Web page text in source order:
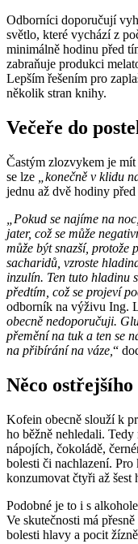
Odborníci doporučují
světlo, které vychází z
minimálně hodinu před
zabraňuje produkci
Lepším řešením pro
několik stran knihy.
Večeře do
Častým zlozvykem je
se lze
„konečně v klidu
jednu až dvě hodiny
„Pokud se najíme na
jater, což se může
může být snazší, protože
sacharidů, vzroste
inzulín. Ten tuto hladinu
předtím, což se projeví
odborník na výživu Ing.
obecně nedoporučuji.
přemění na tuk a ten se
na přibírání na váze, “
Něco ostřejšího
Kofein obecně slouží k
ho běžně nehledali.
nápojích, čokoládě,
bolesti či nachlazení.
konzumovat čtyři až šest
Podobné je to i s
Ve skutečnosti má
bolesti hlavy a pocit